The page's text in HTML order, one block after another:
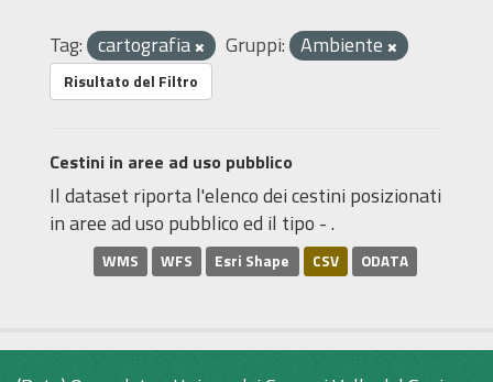
Tag: cartografia Gruppi: Ambiente
Risultato del Filtro
Cestini in aree ad uso pubblico
Il dataset riporta l'elenco dei cestini posizionati
in aree ad uso pubblico ed il tipo - .
WMS WFS Esri Shape CSV ODATA